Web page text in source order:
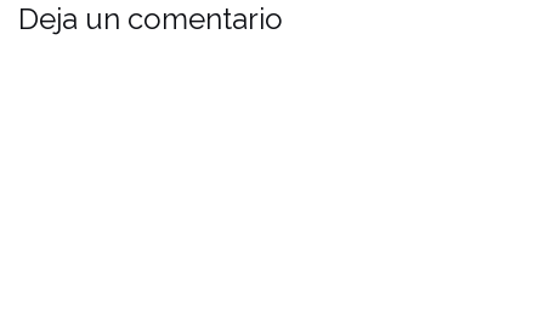
Deja un comentario